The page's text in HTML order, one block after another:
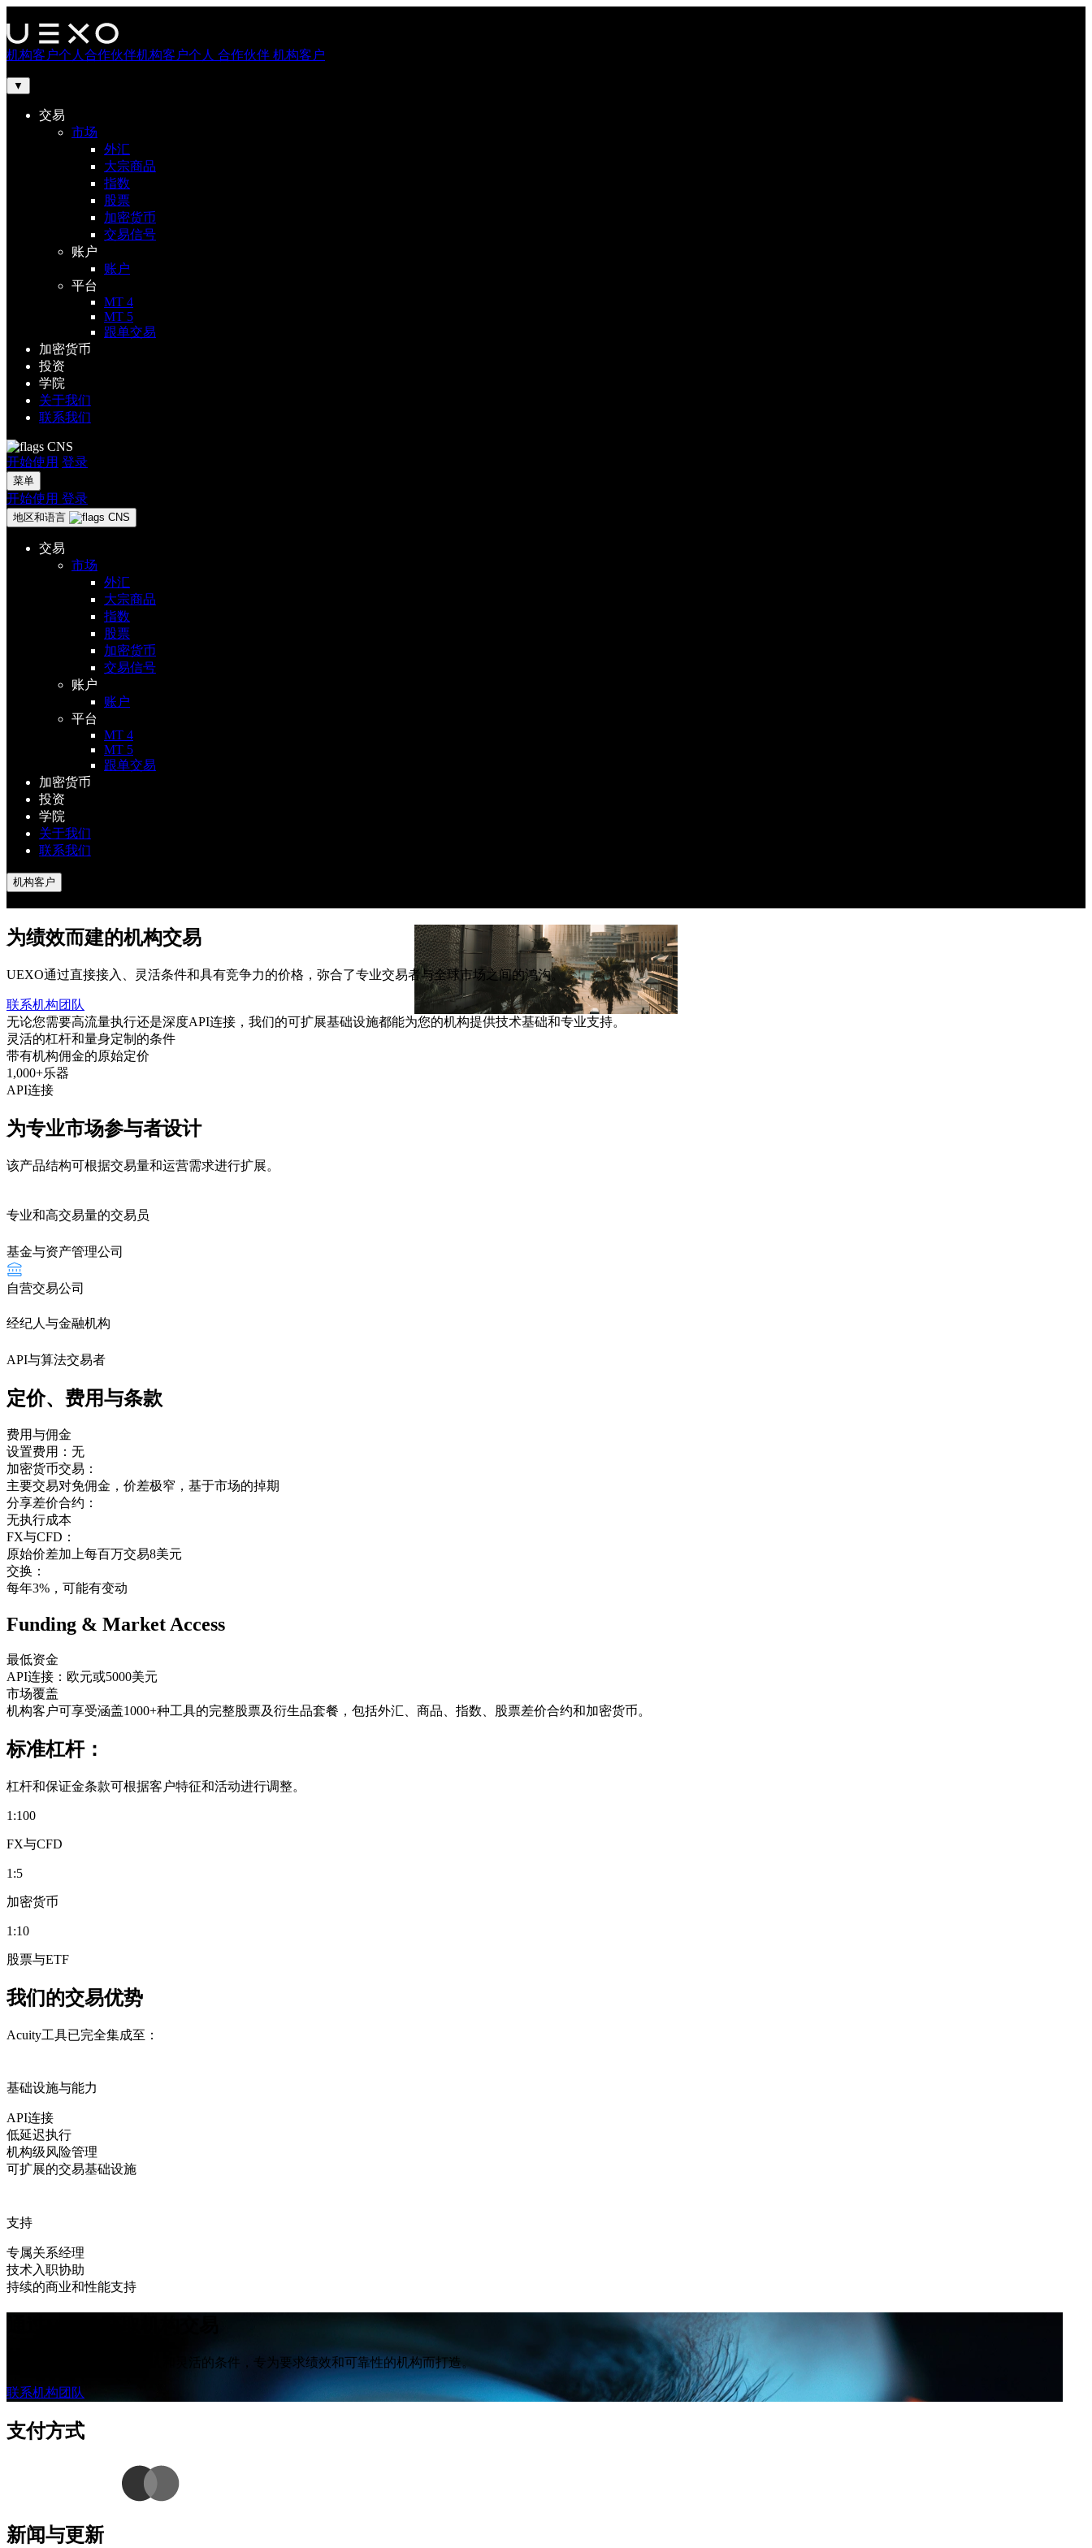
机构客户个人 合作伙伴机构客户个人 合作伙伴 机构客户
▼
交易
市场
外汇
大宗商品
指数
股票
加密货币
交易信号
账户
账户
平台
MT 4
MT 5
跟单交易
加密货币
投资
学院
关于我们
联系我们
CNS
开始使用 登录
菜单
开始使用 登录
地区和语言 CNS
交易
市场
外汇
大宗商品
指数
股票
加密货币
交易信号
账户
账户
平台
MT 4
MT 5
跟单交易
加密货币
投资
学院
关于我们
联系我们
机构客户
为绩效而建的机构交易
UEXO通过直接接入、灵活条件和具有竞争力的价格，弥合了专业交易者与全球市场之间的鸿沟。
联系机构团队
无论您需要高流量执行还是深度API连接，我们的可扩展基础设施都能为您的机构提供技术基础和专业支持。
灵活的杠杆和量身定制的条件
带有机构佣金的原始定价
1,000+乐器
API连接
为专业市场参与者设计
该产品结构可根据交易量和运营需求进行扩展。
专业和高交易量的交易员
基金与资产管理公司
自营交易公司
经纪人与金融机构
API与算法交易者
定价、费用与条款
费用与佣金
设置费用：无
加密货币交易：
主要交易对免佣金，价差极窄，基于市场的掉期
分享差价合约：
无执行成本
FX与CFD：
原始价差加上每百万交易8美元
交换：
每年3%，可能有变动
Funding & Market Access
最低资金
API连接：欧元或5000美元
市场覆盖
机构客户可享受涵盖1000+种工具的完整股票及衍生品套餐，包括外汇、商品、指数、股票差价合约和加密货币。
标准杠杆：
杠杆和保证金条款可根据客户特征和活动进行调整。
1:100
FX与CFD
1:5
加密货币
1:10
股票与ETF
我们的交易优势
Acuity工具已完全集成至：
基础设施与能力
API连接
低延迟执行
机构级风险管理
可扩展的交易基础设施
支持
专属关系经理
技术入职协助
持续的商业和性能支持
专业定价、深厚的市场准入和灵活的条件，专为要求绩效和可靠性的机构而打造。
联系机构团队
支付方式
新闻与更新